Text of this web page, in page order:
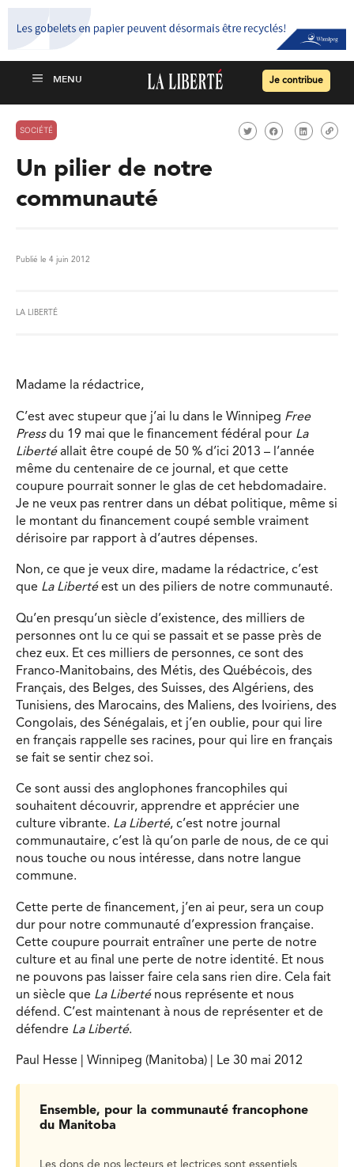
Je contribue
SOCIÉTÉ
Un pilier de notre
communauté
Publié le 4 juin 2012
LA LIBERTÉ
Madame la rédactrice,
C’est avec stupeur que j’ai lu dans le Winnipeg Free
Pressdu 19 mai que le financement fédéral pour La
Libertéallait être coupé de 50 % d’ici 2013 – l’année
même du centenaire de ce journal, et que cette
coupure pourrait sonner le glas de cet hebdomadaire.
Je ne veux pas rentrer dans un débat politique, même si
le montant du financement coupé semble vraiment
dérisoire par rapport à d’autres dépenses.
Non, ce que je veux dire, madame la rédactrice, c’est
que La Libertéest un des piliers de notre communauté.
Qu’en presqu’un siècle d’existence, des milliers de
personnes ont lu ce qui se passait et se passe près de
chez eux. Et ces milliers de personnes, ce sont des
Franco-Manitobains, des Métis, des Québécois, des
Français, des Belges, des Suisses, des Algériens, des
Tunisiens, des Marocains, des Maliens, des Ivoiriens, des
Congolais, des Sénégalais, et j’en oublie, pour qui lire
en français rappelle ses racines, pour qui lire en français
se fait se sentir chez soi.
Ce sont aussi des anglophones francophiles qui
souhaitent découvrir, apprendre et apprécier une
culture vibrante. La Liberté, c’est notre journal
communautaire, c’est là qu’on parle de nous, de ce qui
nous touche ou nous intéresse, dans notre langue
commune.
Cette perte de financement, j’en ai peur, sera un coup
dur pour notre communauté d’expression française.
Cette coupure pourrait entraîner une perte de notre
culture et au final une perte de notre identité. Et nous
ne pouvons pas laisser faire cela sans rien dire. Cela fait
un siècle que La Liberténous représente et nous
défend. C’est maintenant à nous de représenter et de
défendre La Liberté.
Paul Hesse | Winnipeg (Manitoba) | Le 30 mai 2012
Ensemble, pour la communauté francophone
du Manitoba
Les dons de nos lecteurs et lectrices sont essentiels